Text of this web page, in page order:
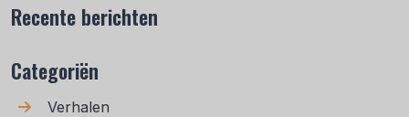
Recente berichten
Categoriën
Verhalen